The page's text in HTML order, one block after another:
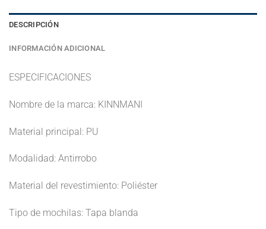
DESCRIPCIÓN
INFORMACIÓN ADICIONAL
ESPECIFICACIONES
Nombre de la marca: KINNMANI
Material principal: PU
Modalidad: Antirrobo
Material del revestimiento: Poliéster
Tipo de mochilas: Tapa blanda